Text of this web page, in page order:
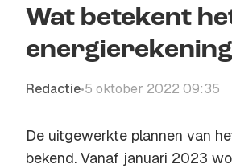
Wat betekent
Redactie•5 oktober 2022 09:35
De uitgewerkte plannen van
bekend. Vanaf januari 2023